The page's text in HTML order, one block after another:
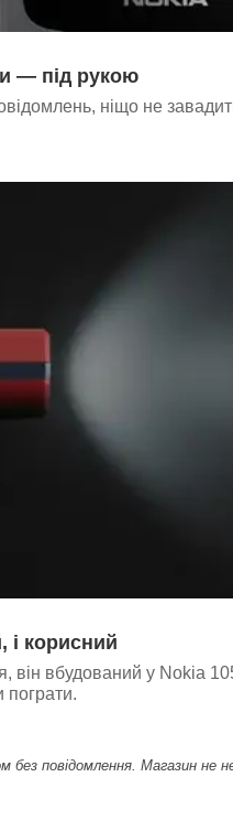
— під рукою
ніщо не
і корисний
вбудований у Nokia
пограти.
повідомлення. Магазин не